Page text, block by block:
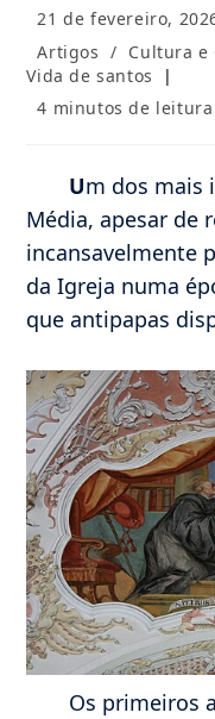
post:
Post
21 de fevereiro,
Categoria
do
Artigos / Cultura e
Vida de santos
Tempo
4 minutos de leitura
Um dos mais
Média, apesar de
incansavelmente
da Igreja numa
que antipapas
Os primeiros